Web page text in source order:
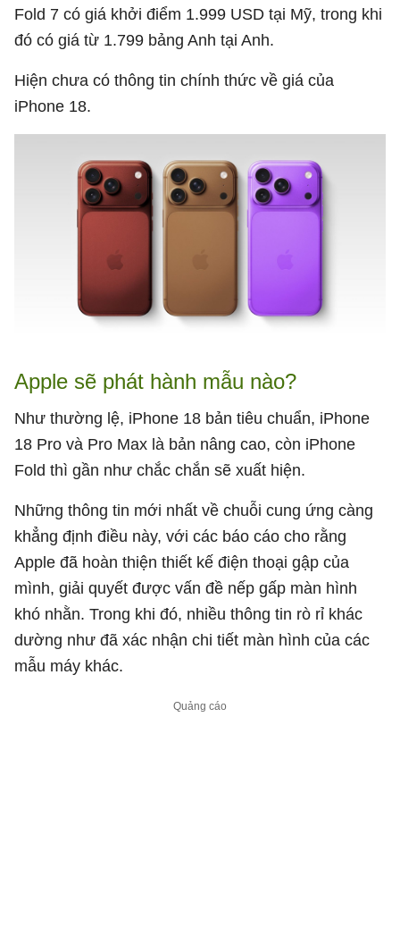
Fold 7 có giá khởi điểm 1.999 USD tại Mỹ, trong khi
đó có giá từ 1.799 bảng Anh tại Anh.
Hiện chưa có thông tin chính thức về giá của
iPhone 18.
Apple sẽ phát hành mẫu nào?
Như thường lệ, iPhone 18 bản tiêu chuẩn, iPhone
18 Pro và Pro Max là bản nâng cao, còn iPhone
Fold thì gần như chắc chắn sẽ xuất hiện.
Những thông tin mới nhất về chuỗi cung ứng càng
khẳng định điều này, với các báo cáo cho rằng
Apple đã hoàn thiện thiết kế điện thoại gập của
mình, giải quyết được vấn đề nếp gấp màn hình
khó nhằn. Trong khi đó, nhiều thông tin rò rỉ khác
dường như đã xác nhận chi tiết màn hình của các
mẫu máy khác.